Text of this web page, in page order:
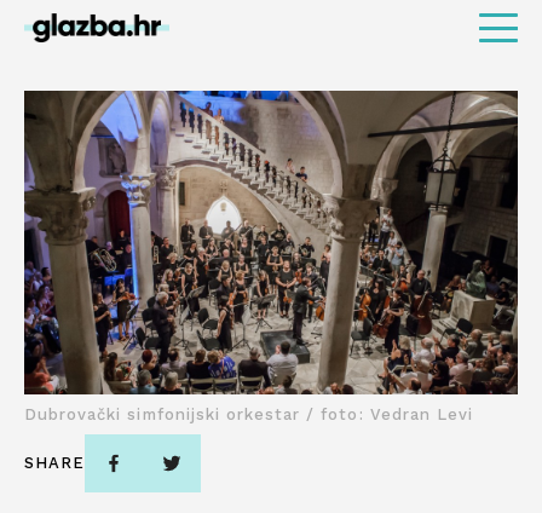
Dubrovački simfonijski orkestar / foto: Vedran Levi
SHARE